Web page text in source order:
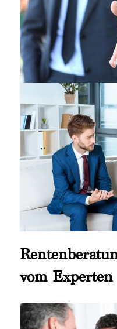
vom Experten